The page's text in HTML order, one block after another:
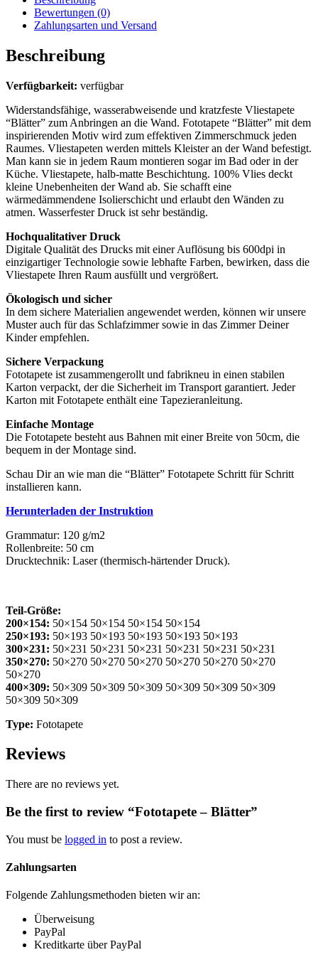
Bewertungen (0)
Zahlungsarten und Versand
Beschreibung
Verfügbarkeit: verfügbar
Widerstandsfähige, wasserabweisende und kratzfeste Vliestapete
“Blätter” zum Anbringen an die Wand. Fototapete “Blätter” mit dem
inspirierenden Motiv wird zum effektiven Zimmerschmuck jeden
Raumes. Vliestapeten werden mittels Kleister an der Wand befestigt.
Man kann sie in jedem Raum montieren sogar im Bad oder in der
Küche. Vliestapete, halb-matte Beschichtung. 100% Vlies deckt
kleine Unebenheiten der Wand ab. Sie schafft eine
wärmedämmendene Isolierschicht und erlaubt den Wänden zu
atmen. Wasserfester Druck ist sehr beständig.
Hochqualitativer Druck
Digitale Qualität des Drucks mit einer Auflösung bis 600dpi in
einzigartiger Technologie sowie lebhafte Farben, bewirken, dass die
Vliestapete Ihren Raum ausfüllt und vergrößert.
Ökologisch und sicher
In dem sichere Materialien angewendet werden, können wir unsere
Muster auch für das Schlafzimmer sowie in das Zimmer Deiner
Kinder empfehlen.
Sichere Verpackung
Fototapete ist zusammengerollt und fabrikneu in einen stabilen
Karton verpackt, der die Sicherheit im Transport garantiert. Jeder
Karton mit Fototapete enthält eine Tapezieranleitung.
Einfache Montage
Die Fototapete besteht aus Bahnen mit einer Breite von 50cm, die
bequem in der Montage sind.
Schau Dir an wie man die “Blätter” Fototapete Schritt für Schritt
installieren kann.
Herunterladen der Instruktion
Grammatur: 120 g/m2
Rollenbreite: 50 cm
Drucktechnik: Laser (thermisch-härtender Druck).
Teil-Größe:
200×154: 50×154 50×154 50×154 50×154
250×193: 50×193 50×193 50×193 50×193 50×193
300×231: 50×231 50×231 50×231 50×231 50×231 50×231
350×270: 50×270 50×270 50×270 50×270 50×270 50×270
50×270
400×309: 50×309 50×309 50×309 50×309 50×309 50×309
50×309 50×309
Type: Fototapete
Reviews
There are no reviews yet.
Be the first to review “Fototapete – Blätter”
You must be logged in to post a review.
Zahlungsarten
Folgende Zahlungsmethoden bieten wir an:
Überweisung
PayPal
Kreditkarte über PayPal